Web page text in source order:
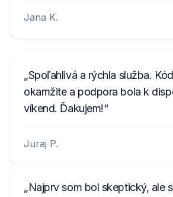
Jana K.
Spoľahlivá a rýchla služba.
okamžite a podpora bola k
víkend. Ďakujem!
Juraj P.
Najprv som bol skeptický, ale